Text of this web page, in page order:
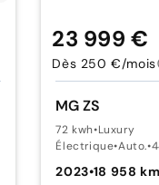
MG ZS
72 kwh•Luxury
Électrique•Auto.•
2023•18 958
23 999 €
Dès 250 €/mois